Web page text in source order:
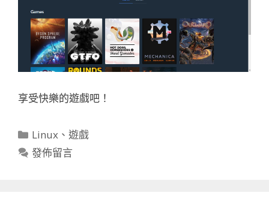
享受快樂的遊戲吧！
分
類
Linux 、遊戲
發佈留言